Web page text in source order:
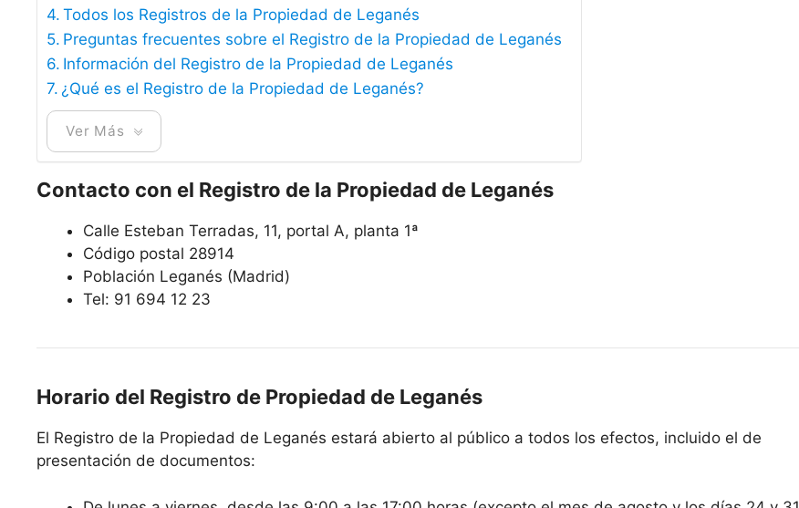
Todos los Registros de la Propiedad de Leganés
Preguntas frecuentes sobre el Registro de la Propiedad de Leganés
Información del Registro de la Propiedad de Leganés
¿Qué es el Registro de la Propiedad de Leganés?
Ver Más
Contacto con el Registro de la Propiedad de Leganés
Calle Esteban Terradas, 11, portal A, planta 1ª
Código postal 28914
Población Leganés (Madrid)
Tel: 91 694 12 23
Horario del Registro de Propiedad de Leganés
El Registro de la Propiedad de Leganés estará abierto al público a todos los efectos, incluido el de
presentación de documentos: